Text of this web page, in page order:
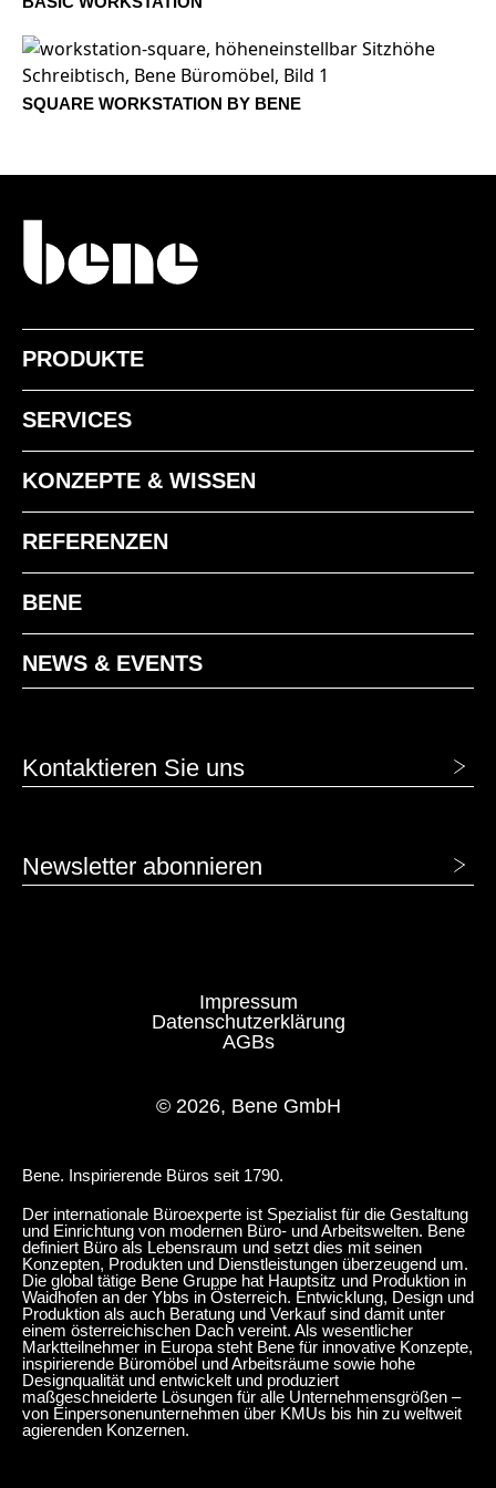
BJ Bambus BU Buche Natur
EF Eiche Natur EG Eiche Grau
ER Eiche Amaretto
EV Eiche Vulkano
EY Eiche Sylt KD Kastanie Natur
KQ Kastanie Grau
NR Nuss Siena
MELAMIN - MELAMIN
MA Aluminium
SQUARE WORKSTATION BY BENE
PRODUKTE
SERVICES
KONZEPTE & WISSEN
REFERENZEN
BENE
NEWS & EVENTS
Kontaktieren Sie uns
Newsletter abonnieren
© 2026, Bene GmbH
Impressum
Datenschutzerklärung
AGBs
Bene. Inspirierende Büros seit 1790.
Der internationale Büroexperte ist Spezialist für die Gestaltung
und Einrichtung von modernen Büro- und Arbeitswelten. Bene
definiert Büro als Lebensraum und setzt dies mit seinen
Konzepten, Produkten und Dienstleistungen überzeugend um.
Die global tätige Bene Gruppe hat Hauptsitz und Produktion in
Waidhofen an der Ybbs in Österreich. Entwicklung, Design und
Produktion als auch Beratung und Verkauf sind damit unter
einem österreichischen Dach vereint. Als wesentlicher
Marktteilnehmer in Europa steht Bene für innovative Konzepte,
inspirierende Büromöbel und Arbeitsräume sowie hohe
Designqualität und entwickelt und produziert
maßgeschneiderte Lösungen für alle Unternehmensgrößen –
von Einpersonenunternehmen über KMUs bis hin zu weltweit
agierenden Konzernen.